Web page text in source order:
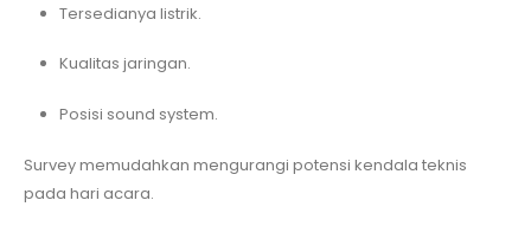
Tersedianya listrik.
Kualitas jaringan.
Posisi sound system.
Survey memudahkan mengurangi potensi kendala teknis
pada hari acara.